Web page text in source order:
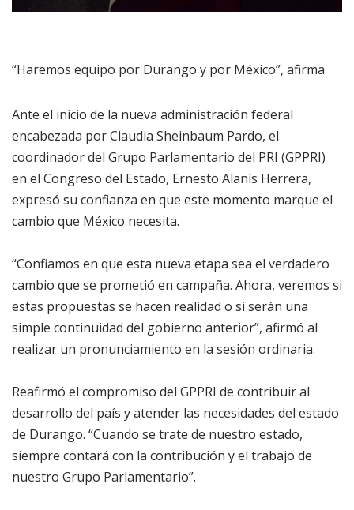
“Haremos equipo por Durango y por México”, afirma
Ante el inicio de la nueva administración federal
encabezada por Claudia Sheinbaum Pardo, el
coordinador del Grupo Parlamentario del PRI (GPPRI)
en el Congreso del Estado, Ernesto Alanís Herrera,
expresó su confianza en que este momento marque el
cambio que México necesita.
“Confiamos en que esta nueva etapa sea el verdadero
cambio que se prometió en campaña. Ahora, veremos si
estas propuestas se hacen realidad o si serán una
simple continuidad del gobierno anterior”, afirmó al
realizar un pronunciamiento en la sesión ordinaria.
Reafirmó el compromiso del GPPRI de contribuir al
desarrollo del país y atender las necesidades del estado
de Durango. “Cuando se trate de nuestro estado,
siempre contará con la contribución y el trabajo de
nuestro Grupo Parlamentario”.